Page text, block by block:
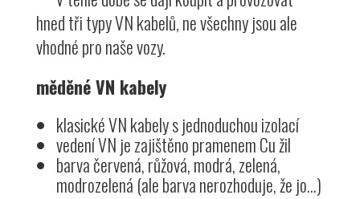
hned tři typy VN kabelů, ne všechny jsou ale
vhodné pro naše vozy.
měděné VN kabely
klasické VN kabely s jednoduchou izolací
vedení VN je zajištěno pramenem Cu žil
barva červená, růžová, modrá, zelená,
modrozelená (ale barva nerozhoduje, že jo...)